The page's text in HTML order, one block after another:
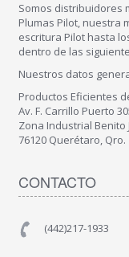
Somos distribuidores
Plumas Pilot, nuestra
escritura Pilot hasta
dentro de las
Nuestros datos
Productos Eficientes
Av. F. Carrillo Puerto
Zona Industrial Benito
76120 Querétaro, Qro.
CONTACTO
(442)217-1933